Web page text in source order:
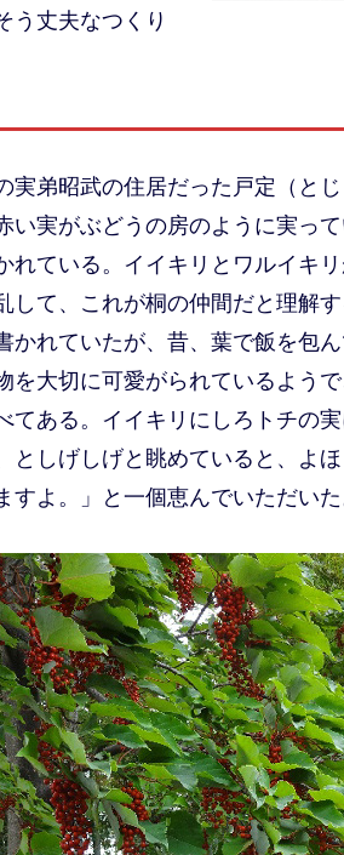
う丈夫なつくり
実弟昭武の住居だった戸定（と
い実がぶどうの房のように実っ
れている。イイキリとワルイキ
して、これが桐の仲間だと理解
かれていたが、昔、葉で飯を包
を大切に可愛がられているよう
てある。イイキリにしろトチの
としげしげと眺めていると、よ
すよ。」と一個恵んでいただいた